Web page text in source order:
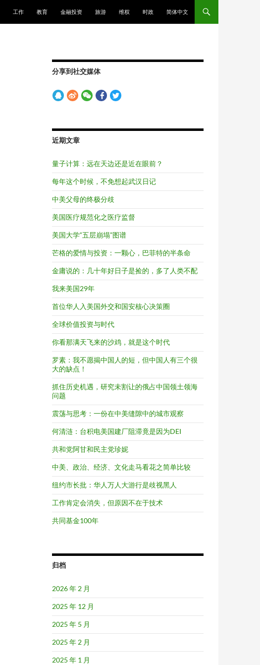
工作 教育 金融投资 旅游 维权 时政 简体中文
分享到社交媒体
近期文章
量子计算：远在天边还是近在眼前？
每年这个时候，不免想起武汉日记
中美父母的终极分歧
美国医疗规范化之医疗监督
美国大学“五层崩塌”图谱
芒格的爱情与投资：一颗心，巴菲特的半条命
金庸说的：几十年好日子是捡的，多了人类不配
我来美国29年
首位华人入美国外交和国安核心决策圈
全球价值投资与时代
你看那满天飞来的沙鸡，就是这个时代
罗素：我不愿揭中国人的短，但中国人有三个很
大的缺点！
抓住历史机遇，研究未割让的俄占中国领土领海
问题
震荡与思考：一份在中美缝隙中的城市观察
何清涟：台积电美国建厂阻滞竟是因为DEI
共和党阿甘和民主党珍妮
中美、政治、经济、文化走马看花之简单比较
纽约市长批：华人万人大游行是歧视黑人
工作肯定会消失，但原因不在于技术
共同基金100年
归档
2026 年 2 月
2025 年 12 月
2025 年 5 月
2025 年 2 月
2025 年 1 月